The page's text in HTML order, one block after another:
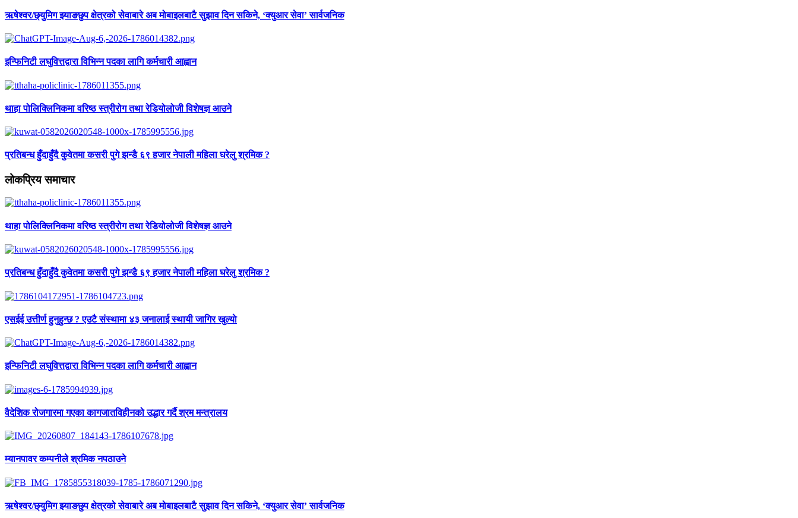
ऋषेश्वर/छ्युमिग झ्याङछुप क्षेत्रको सेवाबारे अब मोबाइलबाटै सुझाव दिन सकिने, ‘क्युआर सेवा’ सार्वजनिक
इन्फिनिटी लघुवित्तद्वारा विभिन्न पदका लागि कर्मचारी आह्वान
थाहा पोलिक्लिनिकमा वरिष्ठ स्त्रीरोग तथा रेडियोलोजी विशेषज्ञ आउने
प्रतिबन्ध हुँदाहुँदै कुवेतमा कसरी पुगे झन्डै ६९ हजार नेपाली महिला घरेलु श्रमिक ?
लोकप्रिय समाचार
थाहा पोलिक्लिनिकमा वरिष्ठ स्त्रीरोग तथा रेडियोलोजी विशेषज्ञ आउने
प्रतिबन्ध हुँदाहुँदै कुवेतमा कसरी पुगे झन्डै ६९ हजार नेपाली महिला घरेलु श्रमिक ?
एसईई उत्तीर्ण हुनुहुन्छ ? एउटै संस्थामा ४३ जनालाई स्थायी जागिर खुल्याे
इन्फिनिटी लघुवित्तद्वारा विभिन्न पदका लागि कर्मचारी आह्वान
वैदेशिक रोजगारमा गएका कागजातविहीनको उद्धार गर्दै श्रम मन्त्रालय
म्यानपावर कम्पनीले श्रमिक नपठाउने
ऋषेश्वर/छ्युमिग झ्याङछुप क्षेत्रको सेवाबारे अब मोबाइलबाटै सुझाव दिन सकिने, ‘क्युआर सेवा’ सार्वजनिक